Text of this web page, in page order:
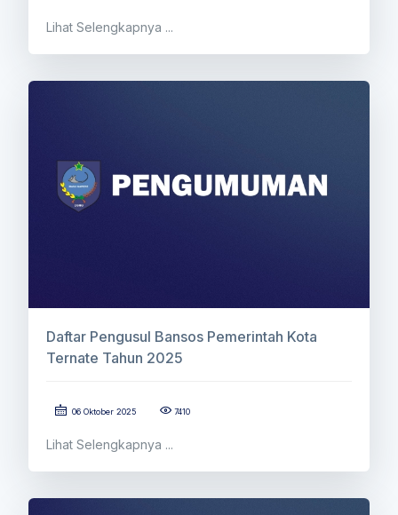
Lihat Selengkapnya ...
Daftar Pengusul Bansos Pemerintah Kota
Ternate Tahun 2025
06 Oktober 2025 7410
Lihat Selengkapnya ...